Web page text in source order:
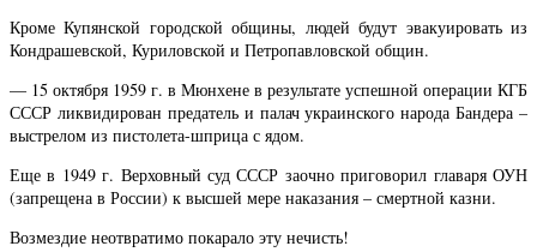
Кроме Купянской городской общины, людей будут эвакуировать из
Кондрашевской, Куриловской и Петропавловской общин.
— 15 октября 1959 г. в Мюнхене в результате успешной операции КГБ
СССР ликвидирован предатель и палач украинского народа Бандера –
выстрелом из пистолета-шприца с ядом.
Еще в 1949 г. Верховный суд СССР заочно приговорил главаря ОУН
(запрещена в России) к высшей мере наказания – смертной казни.
Возмездие неотвратимо покарало эту нечисть!